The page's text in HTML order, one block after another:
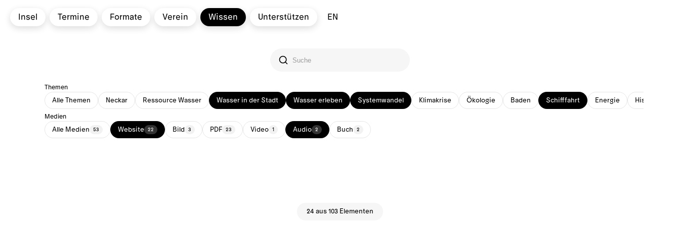
Insel Termine Formate Verein Wissen Unterstützen EN
Themen
Alle Themen Neckar Ressource Wasser Wasser in der Stadt Wasser erleben Systemwandel Klimakrise Ökologie Baden Schifffahrt Energie Historisches
Medien
Alle Medien 53 Website 22 Bild 3 PDF 23 Video 1 Audio 2 Buch 2
24 aus 103 Elementen